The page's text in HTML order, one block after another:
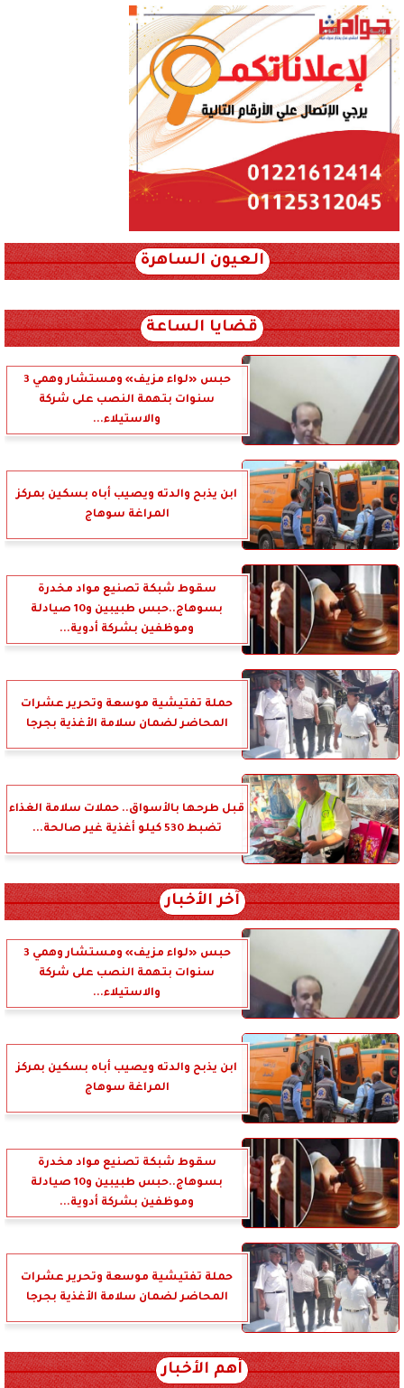
العيون الساهرة
قضايا الساعة
حبس «لواء مزيف» ومستشار وهمي 3
سنوات بتهمة النصب على شركة
والاستيلاء...
ابن يذبح والدته ويصيب أباه بسكين بمركز
المراغة سوهاج
سقوط شبكة تصنيع مواد مخدرة
بسوهاج..حبس طبيبين و10 صيادلة
وموظفين بشركة أدوية...
حملة تفتيشية موسعة وتحرير عشرات
المحاضر لضمان سلامة الأغذية بجرجا
قبل طرحها بالأسواق.. حملات سلامة الغذاء
تضبط 530 كيلو أغذية غير صالحة...
آخر الأخبار
حبس «لواء مزيف» ومستشار وهمي 3
سنوات بتهمة النصب على شركة
والاستيلاء...
ابن يذبح والدته ويصيب أباه بسكين بمركز
المراغة سوهاج
سقوط شبكة تصنيع مواد مخدرة
بسوهاج..حبس طبيبين و10 صيادلة
وموظفين بشركة أدوية...
حملة تفتيشية موسعة وتحرير عشرات
المحاضر لضمان سلامة الأغذية بجرجا
أهم الأخبار